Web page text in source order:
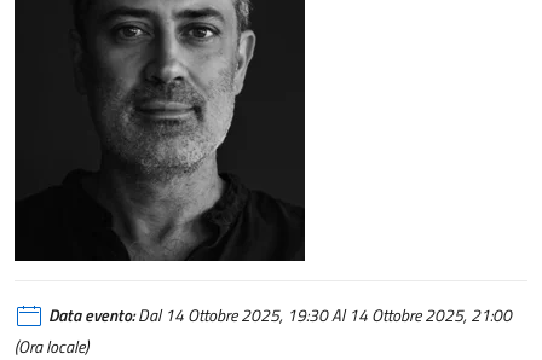
Data evento:Dal 14 Ottobre 2025, 19:30 Al 14 Ottobre 2025, 21:00
(Ora locale)